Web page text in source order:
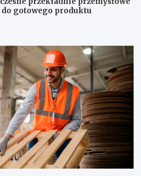
gotowego produktu